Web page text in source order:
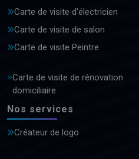
Carte de visite d'électricien
Carte de visite de salon
Carte de visite Peintre
Carte de visite de rénovation
domiciliaire
Nos services
Créateur de logo